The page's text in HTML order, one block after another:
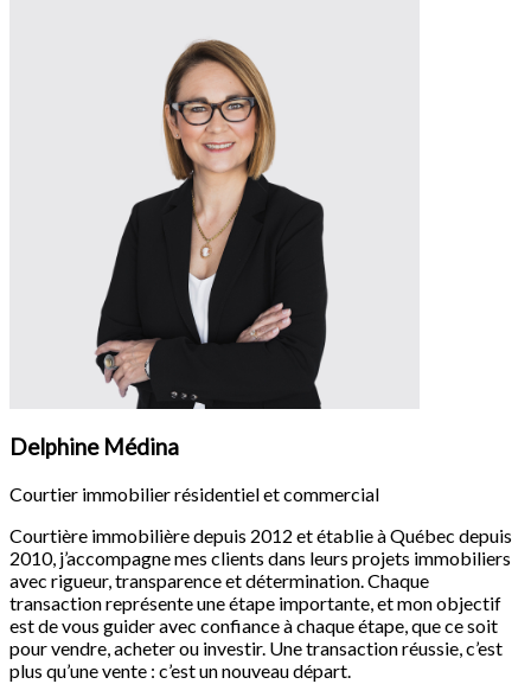
Delphine Médina
Courtier immobilier résidentiel et commercial
Courtière immobilière depuis 2012 et établie à Québec depuis
2010, j’accompagne mes clients dans leurs projets immobiliers
avec rigueur, transparence et détermination. Chaque
transaction représente une étape importante, et mon objectif
est de vous guider avec confiance à chaque étape, que ce soit
pour vendre, acheter ou investir. Une transaction réussie, c’est
plus qu’une vente : c’est un nouveau départ.